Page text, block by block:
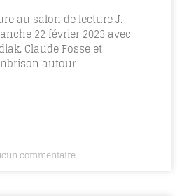
au salon de lecture J.
22 février 2023 avec
Claude Fosse et
autour
commentaire